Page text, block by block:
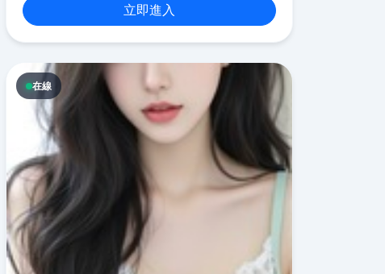
立即進入
在線